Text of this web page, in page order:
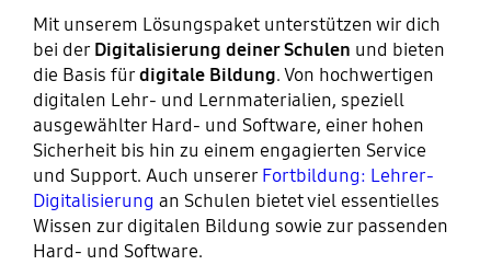
Mit unserem Lösungspaket unterstützen wir dich
bei der Digitalisierung deiner Schulen und bieten
die Basis fürdigitale Bildung. Von hochwertigen
digitalen Lehr- und Lernmaterialien, speziell
ausgewählter Hard- und Software, einer hohen
Sicherheit bis hin zu einem engagierten Service
und Support. Auch unserer Fortbildung: Lehrer-
Digitalisierung an Schulen bietet viel essentielles
Wissen zur digitalen Bildung sowie zur passenden
Hard- und Software.